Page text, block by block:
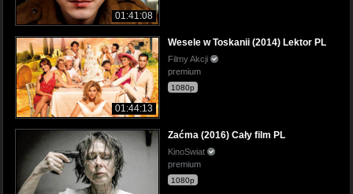
01:41:08
01:44:13
Wesele w Toskanii (2014) Lektor PL
Filmy Akcji
premium
1080p
Zaćma (2016) Cały film PL
KinoSwiat
premium
1080p